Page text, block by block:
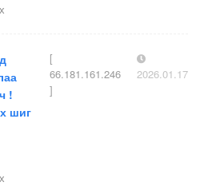
!
шиг
[
66.181.161.246
]
2026.01.17